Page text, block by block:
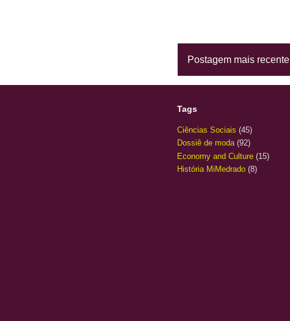
Postagem mais recente
Tags
Ciências Sociais (45)
Dossiê de moda (92)
Economy and Culture (15)
História MiMedrado (8)